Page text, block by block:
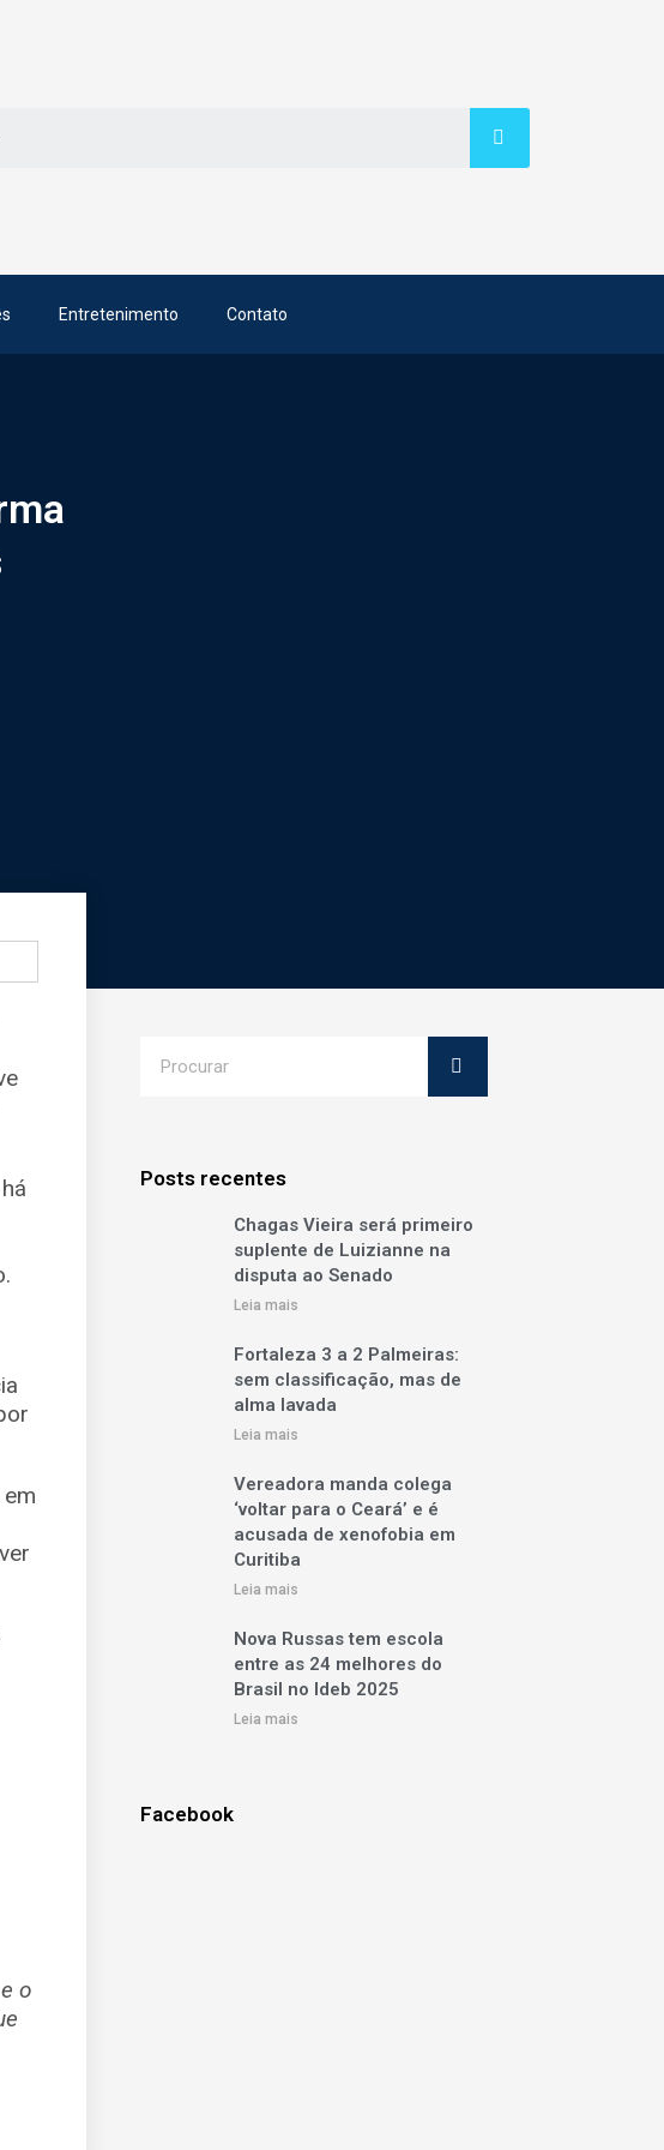
Entretenimento Contato
o
Posts recentes
Chagas Vieira será primeiro
suplente de Luizianne na
disputa ao Senado
Leia mais
Fortaleza 3 a 2 Palmeiras:
sem classificação, mas de
alma lavada
Leia mais
Vereadora manda colega
‘voltar para o Ceará’ e é
acusada de xenofobia em
Curitiba
Leia mais
Nova Russas tem escola
entre as 24 melhores do
Brasil no Ideb 2025
Leia mais
Facebook